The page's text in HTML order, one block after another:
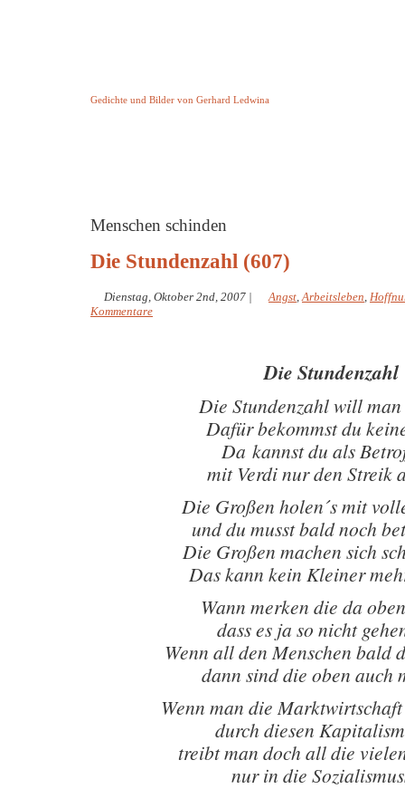
Gedichte und Bilder von Gerhard Ledwina
Menschen schinden
Die Stundenzahl (607)
Dienstag, Oktober 2nd, 2007 | Angst,Arbeitsleben,
Kommentare
Die Stundenzahl
Die Stundenzahl will
Dafür bekommst du
Da kannst du als
mit Verdi nur den Streik
Die Großen holen´s mit
und du musst bald noch
Die Großen machen sich
Das kann kein Kleiner
Wann merken die da
dass es ja so nicht
Wenn all den Menschen bald
dann sind die oben auch
Wenn man die
durch diesen
treibt man doch all die
nur in die